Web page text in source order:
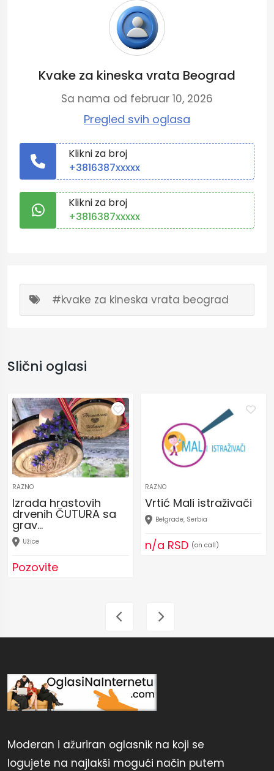
Kvake za kineska vrata Beograd
Sa nama od februar 10, 2026
Pregled svih oglasa
Klikni za broj
+3816387xxxxx
Klikni za broj
+3816387xxxxx
#kvake za kineska vrata beograd
Slični oglasi
RAZNO
Izrada hrastovih
drvenih ČUTURA sa
grav...
Užice
Pozovite
RAZNO
Vrtić Mali istraživači
Belgrade, Serbia
n/a RSD (on call)
Moderan i ažuriran oglasnik na koji se
logujete na najlakši mogući način putem